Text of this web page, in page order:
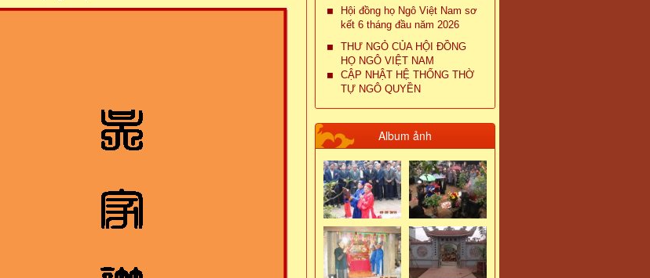
Hội đồng họ Ngô Việt Nam sơ
kết 6 tháng đầu năm 2026
THƯ NGỎ CỦA HỘI ĐỒNG
HỌ NGÔ VIỆT NAM
CẬP NHẬT HỆ THỐNG THỜ
TỰ NGÔ QUYỀN
Album ảnh